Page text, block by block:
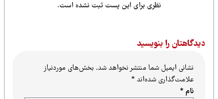
نظری برای این پست ثبت نشده است.
را بنویسید
نشانی ایمیل شما منتشر نخواهد شد.بخش‌های موردنیاز
علامت‌گذاری شده‌اند*